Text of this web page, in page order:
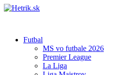
Futbal
MS vo futbale 2026
Premier League
La Liga